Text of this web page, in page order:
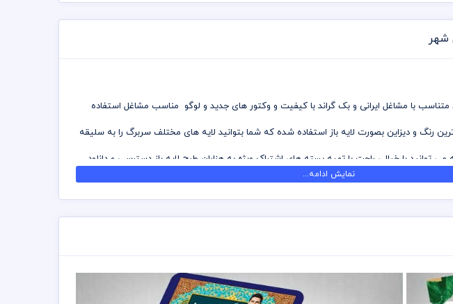
شهر
متناسب با مشاغل ایرانی و بک گراند با کیفیت و وکتور های جدید و لوگو مناسب مشاغل استفاده
رنگ و دیزاین بصورت لایه باز استفاده شده که شما بتوانید لایه های مختلف سربرگ را به سلیقه
می توانید با خیالی راحت با تهیه بسته های اشتراک ویژه به هزاران طرح لایه باز دسترسی و دانلود
و وکتورهای باکیفیت استفاده شده است برای استفاده و چاپ رعایت نکات زیر الزامی می
تجاری نمادین استفاده شده است و مسئولیت استفاده از همان لوگو به عهده خریدار می باشد
به عهده خریدار می باشد
نمایش ادامه...